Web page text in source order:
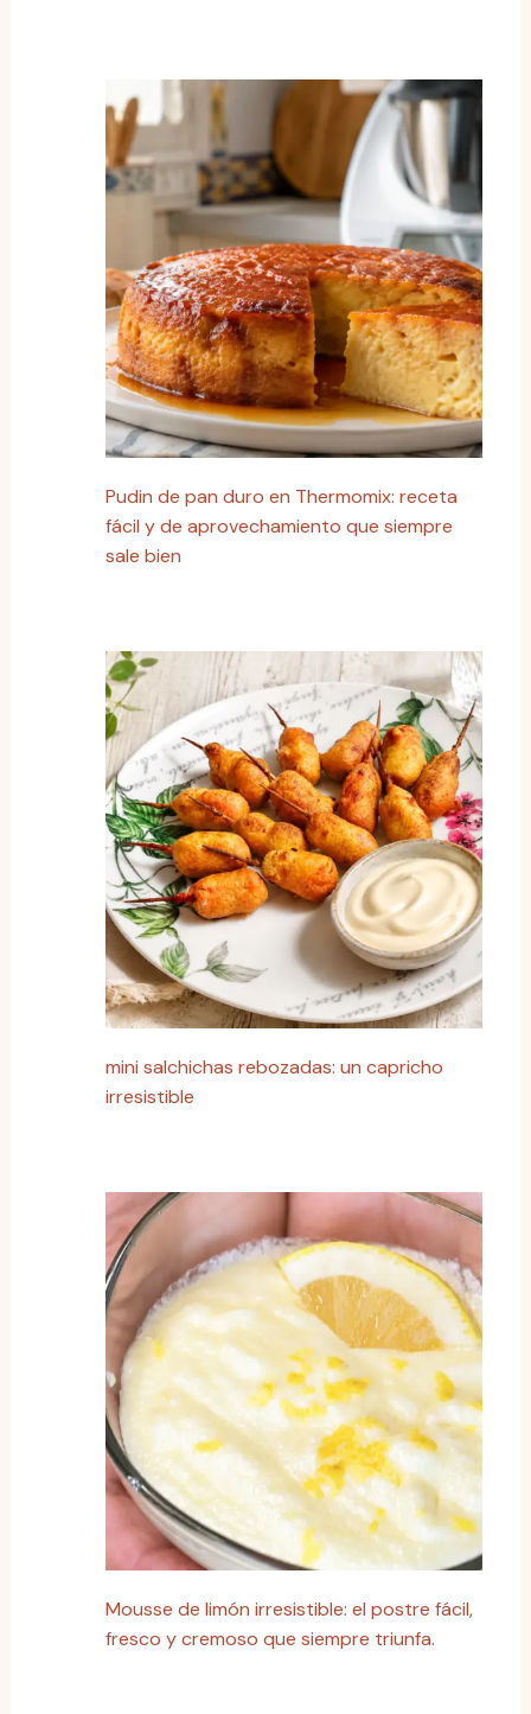
Pudin de pan duro en Thermomix: receta
fácil y de aprovechamiento que siempre
sale bien
mini salchichas rebozadas: un capricho
irresistible
Mousse de limón irresistible: el postre fácil,
fresco y cremoso que siempre triunfa.